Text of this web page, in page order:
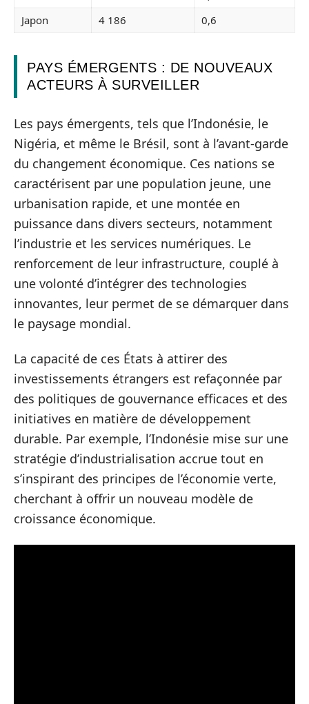
Japon
4 186 0,6
PAYS ÉMERGENTS : DE NOUVEAUX
ACTEURS À SURVEILLER
Les pays émergents, tels que l’Indonésie, le
Nigéria, et même le Brésil, sont à l’avant-garde
du changement économique. Ces nations se
caractérisent par une population jeune, une
urbanisation rapide, et une montée en
puissance dans divers secteurs, notamment
l’industrie et les services numériques. Le
renforcement de leur infrastructure, couplé à
une volonté d’intégrer des technologies
innovantes, leur permet de se démarquer dans
le paysage mondial.
La capacité de ces États à attirer des
investissements étrangers est refaçonnée par
des politiques de gouvernance efficaces et des
initiatives en matière de développement
durable. Par exemple, l’Indonésie mise sur une
stratégie d’industrialisation accrue tout en
s’inspirant des principes de l’économie verte,
cherchant à offrir un nouveau modèle de
croissance économique.